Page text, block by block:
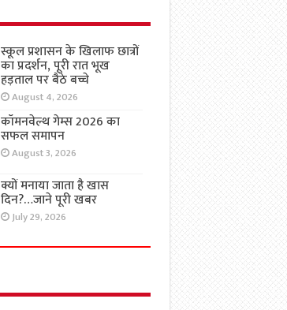
स्कूल प्रशासन के खिलाफ छात्रों
का प्रदर्शन, पूरी रात भूख
हड़ताल पर बैठे बच्चे
August 4, 2026
कॉमनवेल्थ गेम्स 2026 का
सफल समापन
August 3, 2026
क्यों मनाया जाता है खास
दिन?…जाने पूरी खबर
July 29, 2026